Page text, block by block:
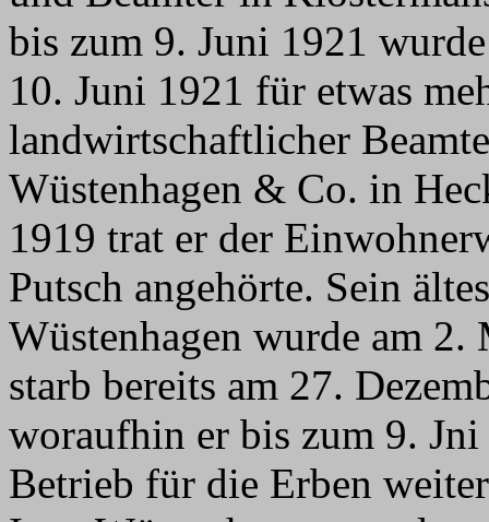
bis zum 9. Juni 1921
10. Juni 1921 für etwas
landwirtschaftlicher
Wüstenhagen & Co. in
1919 trat er der
Putsch angehörte. Sein
Wüstenhagen wurde am 2.
starb bereits am 27.
woraufhin er bis zum 9.
Betrieb für die Erben